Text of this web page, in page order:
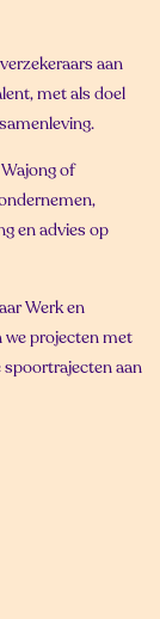
aan
met als doel
of
en advies op
Werk en
we projecten met
spoortrajecten aan